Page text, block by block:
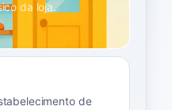
da loja.
de